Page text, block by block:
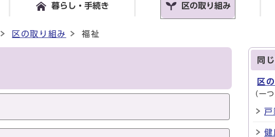
暮らし・手続き 区の取り組み
区の取り組み 福祉
同
区
（一
戸
健